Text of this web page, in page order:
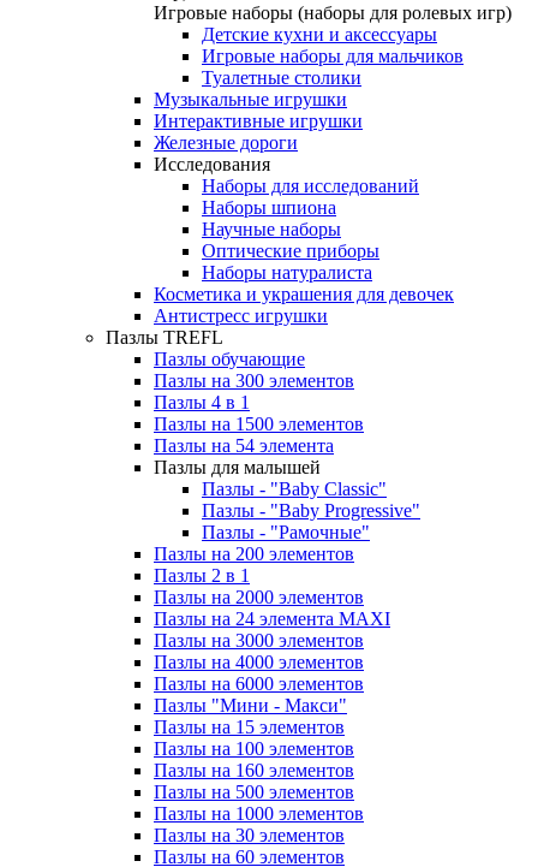
Игровые наборы (наборы для ролевых игр)
Детские кухни и аксессуары
Игровые наборы для мальчиков
Туалетные столики
Музыкальные игрушки
Интерактивные игрушки
Железные дороги
Исследования
Наборы для исследований
Наборы шпиона
Научные наборы
Оптические приборы
Наборы натуралиста
Косметика и украшения для девочек
Антистресс игрушки
Пазлы TREFL
Пазлы обучающие
Пазлы на 300 элементов
Пазлы 4 в 1
Пазлы на 1500 элементов
Пазлы на 54 элемента
Пазлы для малышей
Пазлы - "Baby Classic"
Пазлы - "Baby Progressive"
Пазлы - "Рамочные"
Пазлы на 200 элементов
Пазлы 2 в 1
Пазлы на 2000 элементов
Пазлы на 24 элемента MAXI
Пазлы на 3000 элементов
Пазлы на 4000 элементов
Пазлы на 6000 элементов
Пазлы "Мини - Макси"
Пазлы на 15 элементов
Пазлы на 100 элементов
Пазлы на 160 элементов
Пазлы на 500 элементов
Пазлы на 1000 элементов
Пазлы на 30 элементов
Пазлы на 60 элементов